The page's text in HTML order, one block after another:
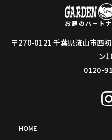
お庭のパート
〒270-0121 千葉県流山市西
ン
0120-
HOME